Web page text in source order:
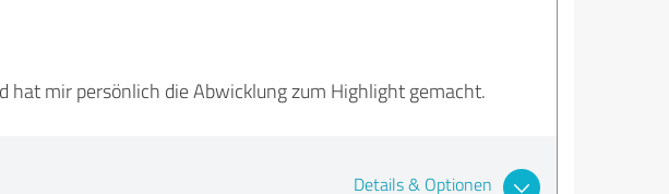
mir persönlich die Abwicklung zum Highlight gemacht.
Details & Optionen